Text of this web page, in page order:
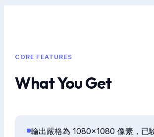
CORE FEATURES
What You Get
輸出嚴格為 1080×1080 像素，已